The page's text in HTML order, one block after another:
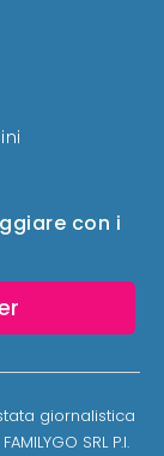
con i
giornalistica
SRL P.I.